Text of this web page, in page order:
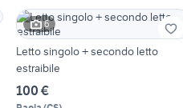
6
Letto singolo + secondo letto
estraibile
100 €